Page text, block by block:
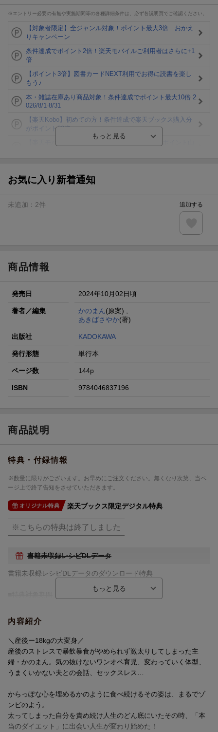
※エントリー必要の有無や実施期間等の各種詳細条件は、必ず各説明頁でご確認ください。
【対象者限定】全ジャンル対象！ポイント最大3倍 おかえ
りキャンペーン
条件達成でポイント2倍！楽天モバイルご利用者はさらに+1
倍
【ポイント3倍】図書カードNEXT利用でお得に読書を楽し
もう♪
本・雑誌在庫あり商品対象！条件達成でポイント最大10倍 2
026/8/1-8/31
【楽天Kobo】初めての方！条件達成で楽天ブックス購入分
がポイント20倍
ト山分け
エントリー＆3,000円以上購入で無料データSIM（3GB/月プ
楽天モバイル紹介キャンペーンの拡散で300円OFFクーポン
お気に入り新着通知
未追加： 2件 追加する
商品情報
発売日 2024年10月02日頃
著者／編集 かのまん(原案) ,
あきばさやか(著)
出版社 KADOKAWA
発行形態 単行本
ページ数 144p
ISBN 9784046837196
商品説明
特典・付録情報
※数量に限りがございます。お早めにご注文ください。無くなり次第、当ペ
ージ上で終了告知をさせていただきます。
オリジナル特典 楽天ブックス限定デジタル特典
※こちらの特典は終了しました
書籍未収録レシピDLデータ
書籍未収録レシピDLデータのダウンロード特典
配信致します。
■特典対象
対象期間中に楽天ブックスにてご購入(ご注文完了)された方
■キャンペーン対象サービス
-iPhoneアプリ版楽天ブックス
-Androidアプリ版楽天ブックス
※電子書籍（楽天kobo)はキャンペーンの対象外となります。
内容紹介
＼産後ー18kgの大変身／
産後のストレスで暴飲暴食がやめられず激太りしてしまった主
婦・かのまん。気の抜けないワンオペ育児、変わっていく体型、
うまくいかない夫との会話、セックスレス…
からっぽな心を埋めるかのように食べ続けるその姿は、まるでゾ
ンビのよう。
太ってしまった自分を責め続け人生のどん底にいたその時、「本
当のダイエット」に出会い人生が変わり始めた！